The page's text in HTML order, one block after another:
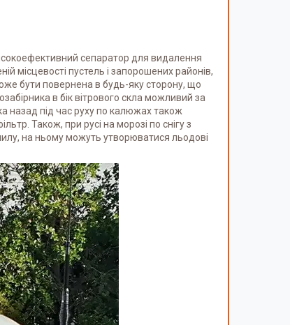
сепаратор для видалення
місцевості пустель і запорошених районів,
бути повернена в будь-яку сторону, що
в бік вітрового скла можливий за
назад під час руху по калюжах також
Також, при русі на морозі по снігу з
на ньому можуть утворюватися льодові